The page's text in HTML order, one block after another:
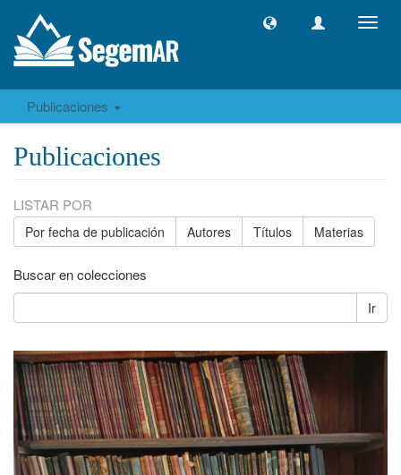
Publicaciones
Publicaciones
LISTAR POR
Por fecha de publicación Autores Títulos Materias
Buscar en colecciones
Ir